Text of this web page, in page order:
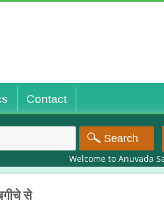
Contact
Welcome to Anuvada
से